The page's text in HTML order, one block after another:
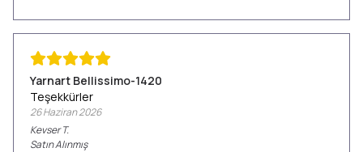
Yarnart Bellissimo-1420
Teşekkürler
26 Haziran 2026
Kevser T.
Satın Alınmış